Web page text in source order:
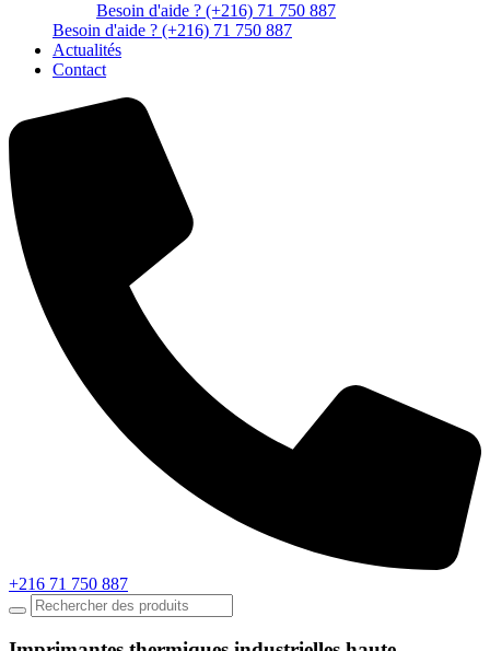
Besoin d'aide ? (+216) 71 750 887
Besoin d'aide ? (+216) 71 750 887
Actualités
Contact
+216 71 750 887